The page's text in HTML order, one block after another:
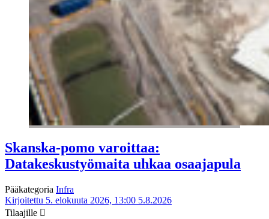
Skanska-pomo varoittaa:
Datakeskustyömaita uhkaa osaajapula
Pääkategoria Infra
Kirjoitettu 5. elokuuta 2026, 13:00 5.8.2026
Tilaajille